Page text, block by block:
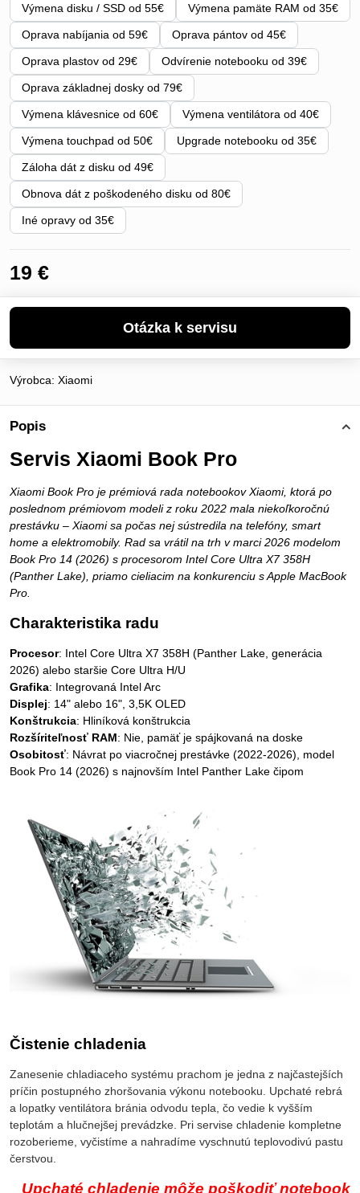
Výmena disku / SSD od 55€ Výmena pamäte RAM od 35€
Oprava nabíjania od 59€ Oprava pántov od 45€
Oprava plastov od 29€ Odvírenie notebooku od 39€
Oprava základnej dosky od 79€
Výmena klávesnice od 60€ Výmena ventilátora od 40€
Výmena touchpad od 50€ Upgrade notebooku od 35€
Záloha dát z disku od 49€
Obnova dát z poškodeného disku od 80€
Iné opravy od 35€
19 €
Výrobca: Xiaomi
Popis
Servis Xiaomi Book Pro
Xiaomi Book Pro je prémiová rada notebookov Xiaomi, ktorá po
poslednom prémiovom modeli z roku 2022 mala niekoľkoročnú
prestávku – Xiaomi sa počas nej sústredila na telefóny, smart
home a elektromobily. Rad sa vrátil na trh v marci 2026 modelom
Book Pro 14 (2026) s procesorom Intel Core Ultra X7 358H
(Panther Lake), priamo cieliacim na konkurenciu s Apple MacBook
Pro.
Charakteristika radu
Procesor: Intel Core Ultra X7 358H (Panther Lake, generácia
2026) alebo staršie Core Ultra H/U
Grafika: Integrovaná Intel Arc
Displej: 14" alebo 16", 3,5K OLED
Konštrukcia: Hliníková konštrukcia
Rozšíriteľnosť RAM: Nie, pamäť je spájkovaná na doske
Osobitosť: Návrat po viacročnej prestávke (2022-2026), model
Book Pro 14 (2026) s najnovším Intel Panther Lake čipom
Čistenie chladenia
Zanesenie chladiaceho systému prachom je jedna z najčastejších
príčin postupného zhoršovania výkonu notebooku. Upchaté rebrá
a lopatky ventilátora bránia odvodu tepla, čo vedie k vyšším
teplotám a hlučnejšej prevádzke. Pri servise chladenie kompletne
rozoberieme, vyčistíme a nahradíme vyschnutú teplovodivú pastu
čerstvou.
Upchaté chladenie môže poškodiť notebook